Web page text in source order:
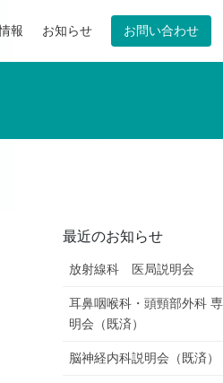
報 お知らせ お問い合わせ
最近のお知らせ
放射線科 医局説明会
耳鼻咽喉科・頭頸部外科
明会（既済）
脳神経内科説明会（既済）